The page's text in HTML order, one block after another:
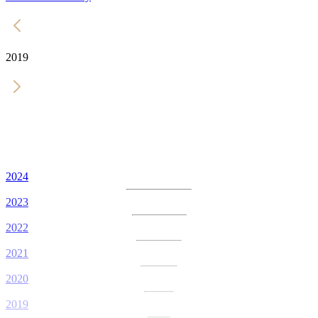
2019
2024
2023
2022
2021
2020
2019